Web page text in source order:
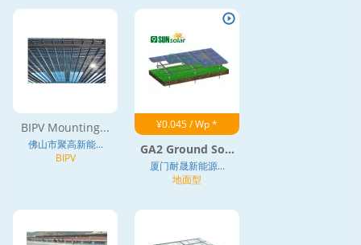
BIPV Mounting...
佛山市聚高新能...
BIPV
¥0.045 / Wp *
GA2 Ground So...
厦门耐晟新能源...
地面型